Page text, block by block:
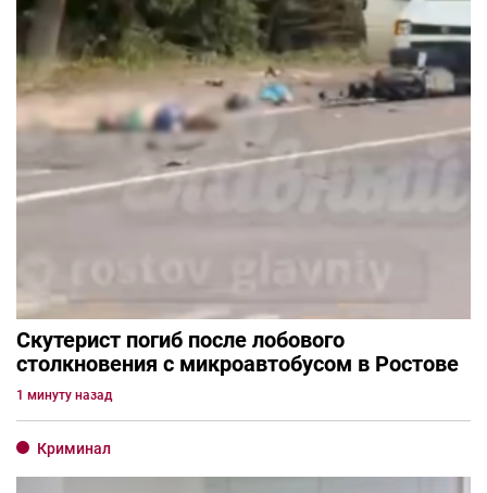
Скутерист погиб после лобового
столкновения с микроавтобусом в Ростове
1 минуту назад
Криминал